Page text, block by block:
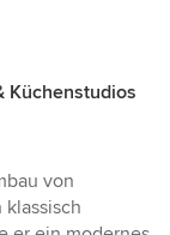
Küchenstudios
von